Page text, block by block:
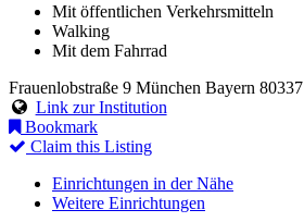
Mit öffentlichen Verkehrsmitteln
Walking
Mit dem Fahrrad
Frauenlobstraße 9 München Bayern 80337
Link zur Institution
Bookmark
Claim this Listing
Einrichtungen in der Nähe
Weitere Einrichtungen